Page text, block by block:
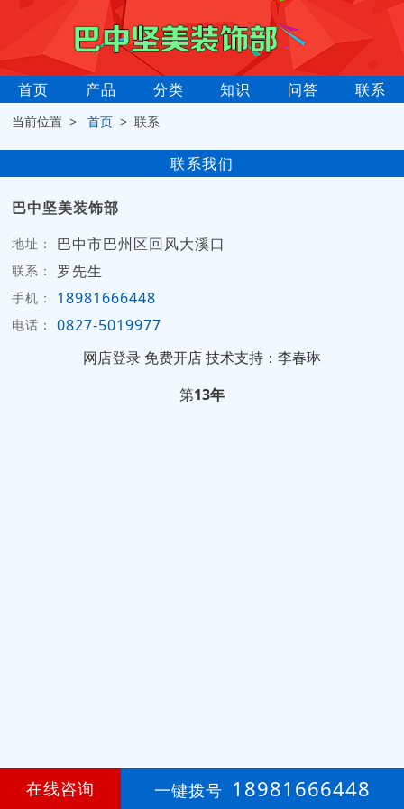
首页 产品 分类 知识 问答 联系
当前位置 >首页 > 联系
联系我们
巴中坚美装饰部
地址： 巴中市巴州区回风大溪口
联系： 罗先生
手机： 18981666448
电话：
0827-5019977
网店登录 免费开店技术支持：李春琳
第13年
在线咨询 一键拨号 18981666448